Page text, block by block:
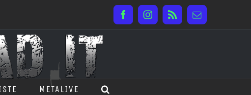
FacebookInstagram
Rss Email
METALIVE